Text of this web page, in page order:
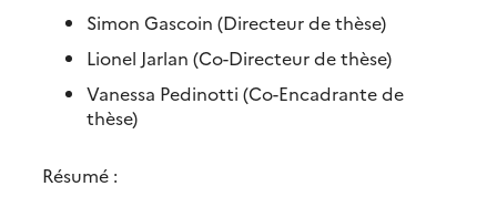
Simon Gascoin (Directeur de thèse)
Lionel Jarlan (Co-Directeur de thèse)
Vanessa Pedinotti (Co-Encadrante de
thèse)
Résumé :